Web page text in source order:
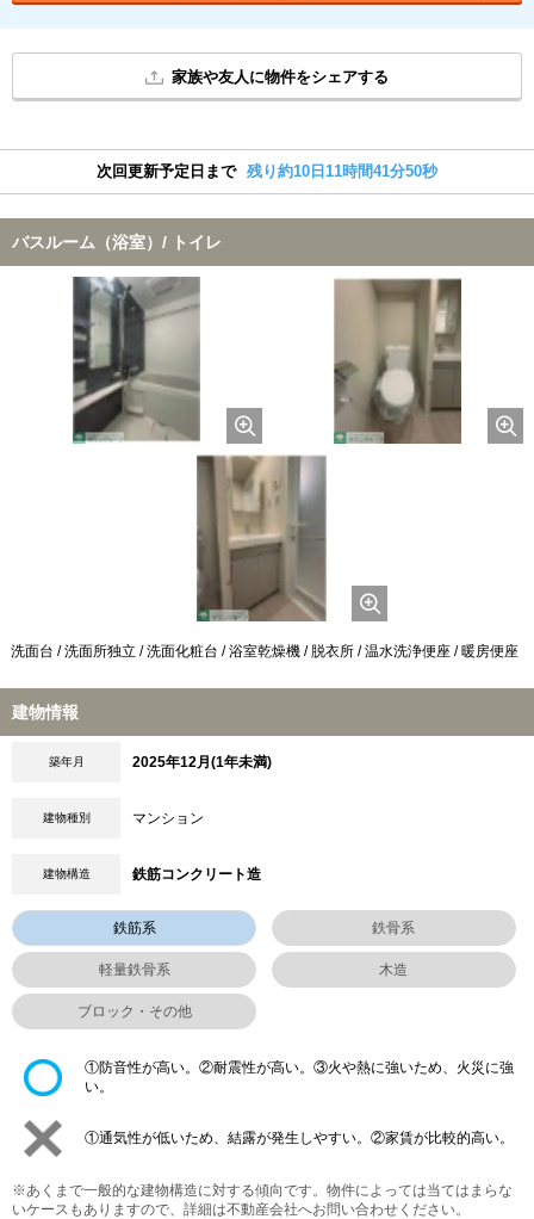
家族や友人に物件をシェアする
次回更新予定日まで 残り約10日11時間41分50秒
バスルーム（浴室）/ トイレ
洗面台 / 洗面所独立 / 洗面化粧台 / 浴室乾燥機 / 脱衣所 / 温水洗浄便座 / 暖房便座
建物情報
築年月 2025年12月(1年未満)
建物種別 マンション
建物構造 鉄筋コンクリート造
鉄筋系 鉄骨系
軽量鉄骨系 木造
ブロック・その他
①防音性が高い。②耐震性が高い。③火や熱に強いため、火災に強
い。
①通気性が低いため、結露が発生しやすい。②家賃が比較的高い。
※あくまで一般的な建物構造に対する傾向です。物件によっては当てはまらな
いケースもありますので、詳細は不動産会社へお問い合わせください。